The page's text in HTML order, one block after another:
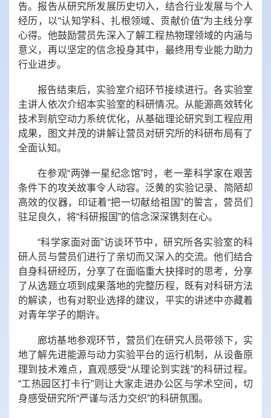
告。报告从研究所发展历史切入，结合行业发展与个人
经历，以“认知学科、扎根领域、贡献价值”为主线分享
心得。他鼓励营员先深入了解工程热物理领域的内涵与
意义，再以坚定的信念投身其中，最终用专业能力助力
行业进步。
报告结束后，实验室介绍环节接续进行。各实验室
主讲人依次介绍本实验室的科研情况。从能源高效转化
技术到航空动力系统优化，从基础理论研究到工程应用
成果，图文并茂的讲解让营员对研究所的科研布局有了
全面认知。
在参观“两弹一星纪念馆”时，老一辈科学家在艰苦
条件下的攻关故事令人动容。泛黄的实验记录、简陋却
高效的仪器，印证着“把一切献给祖国”的誓言，营员们
驻足良久，将“科研报国”的信念深深镌刻在心。
“科学家面对面”访谈环节中，研究所各实验室的科
研人员与营员们进行了亲切而又深入的交流。他们结合
自身科研经历，分享了在面临重大抉择时的思考，分享
了从选题立项到成果落地的完整历程，既有对科研方法
的解读，也有对职业选择的建议，平实的讲述中亦藏着
对青年学子的期许。
廊坊基地参观环节，营员们在研究人员带领下，实
地了解先进能源与动力实验平台的运行机制，从设备原
理到技术难点，直观感受“从理论到实践”的科研过程。
“工热园区打卡行”则让大家走进办公区与学术空间，切
身感受研究所“严谨与活力交织”的科研氛围。